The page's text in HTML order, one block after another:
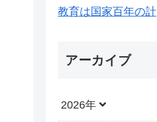
教育は国家百年の計
アーカイブ
2026年